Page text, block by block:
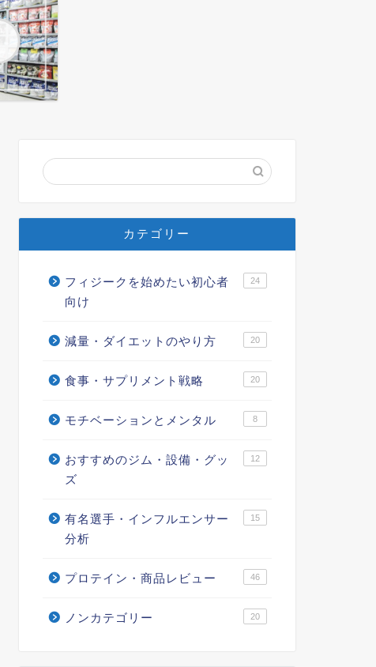
カテゴリー
フィジークを始めたい初心者
向け
24
減量・ダイエットのやり方 20
食事・サプリメント戦略 20
モチベーションとメンタル 8
おすすめのジム・設備・グッ
ズ
12
有名選手・インフルエンサー
分析
15
プロテイン・商品レビュー 46
ノンカテゴリー 20